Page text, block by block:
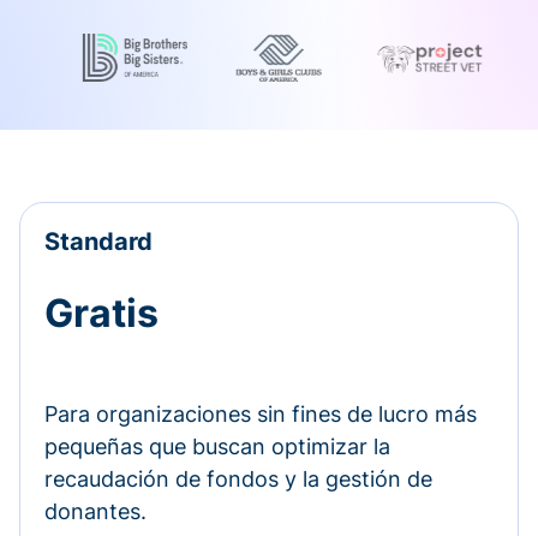
Standard
Gratis
Para organizaciones sin fines de lucro más
pequeñas que buscan optimizar la
recaudación de fondos y la gestión de
donantes.